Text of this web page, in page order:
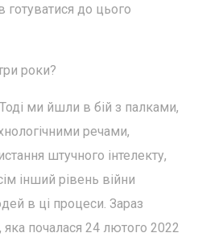
готуватися до цього
роки?
ми йшли в бій з палками,
речами,
штучного інтелекту,
інший рівень війни
в ці процеси. Зараз
яка почалася 24 лютого 2022